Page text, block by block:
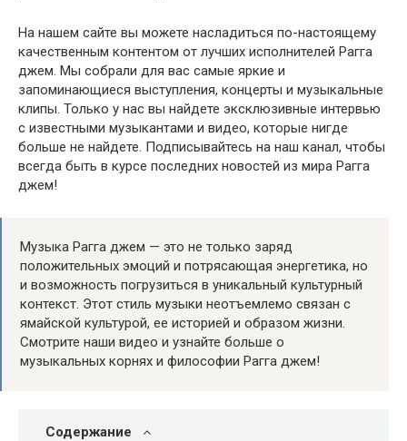
На нашем сайте вы можете насладиться по-настоящему
качественным контентом от лучших исполнителей Рагга
джем. Мы собрали для вас самые яркие и
запоминающиеся выступления, концерты и музыкальные
клипы. Только у нас вы найдете эксклюзивные интервью
с известными музыкантами и видео, которые нигде
больше не найдете. Подписывайтесь на наш канал, чтобы
всегда быть в курсе последних новостей из мира Рагга
джем!
Музыка Рагга джем — это не только заряд
положительных эмоций и потрясающая энергетика, но
и возможность погрузиться в уникальный культурный
контекст. Этот стиль музыки неотъемлемо связан с
ямайской культурой, ее историей и образом жизни.
Смотрите наши видео и узнайте больше о
музыкальных корнях и философии Рагга джем!
Содержание